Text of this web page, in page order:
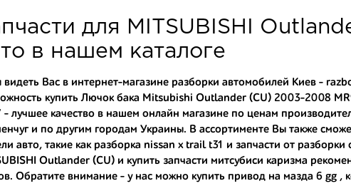
наши оптовые клиенты рекомендуют именно нашу разборку как надежного
оптовую партию деталей для японских автомобилей, то консультанты
по цене;
только с автомобилей, которые ездили по превосходным европейским и
большой запас прочности и невыробатанный ресурс, и долго прослужат вам.
для MITSUBISHI
в нашем каталоге
видеть Вас в интернет-магазине разборки автомобилей Киев -
купить Лючок бака Mitsubishi Outlander (CU) 2003-2008
- лучшее качество в нашем онлайн магазине по ценам
и по другим городам Украины. В ассортименте Вы также
авто, такие как разборка nissan x trail t31 и запчасти от разборки
Outlander (CU) и купить запчасти митсубиси каризма
Обратите внимание - у нас можно купить привод на мазда 6 gg ,